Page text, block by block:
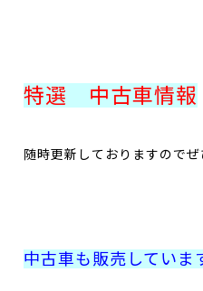
特選 中古車情報
随時更新しておりますのでぜ
中古車も販売していま